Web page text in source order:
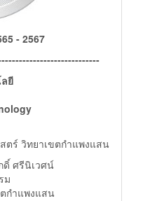
- 2567
ยี
ตร์ วิทยาเขตกำแพงแสน
ศรีนิเวศน์
แพงแสน